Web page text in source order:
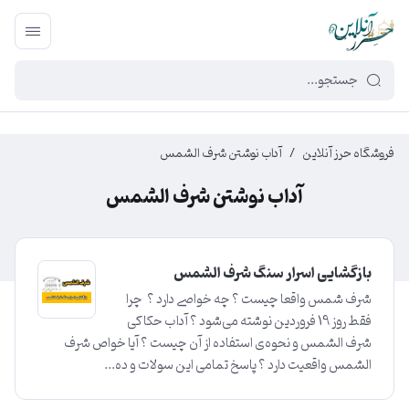
449f43cf-3da2-4422-bb12-2566cb5b8b05
فروشگاه حرز آنلاین / آداب نوشتن شرف الشمس
آداب نوشتن شرف الشمس
بازگشایی اسرار سنگ شرف الشمس
شرف شمس واقعا چیست ؟ چه خواصی دارد ؟ چرا
فقط روز 19 فروردین نوشته می‌شود ؟ آداب حکاکی
شرف الشمس و نحوه‌ی استفاده از آن چیست ؟ آیا خواص شرف
الشمس واقعیت دارد ؟ پاسخ تمامی این سولات و ده...